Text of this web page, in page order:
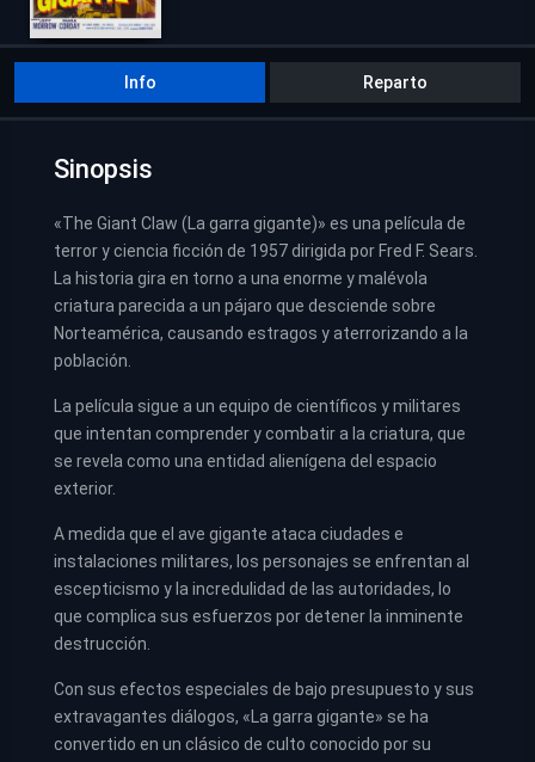
Info Reparto
Sinopsis
«The Giant Claw (La garra gigante)» es una película de
terror y ciencia ficción de 1957 dirigida por Fred F. Sears.
La historia gira en torno a una enorme y malévola
criatura parecida a un pájaro que desciende sobre
Norteamérica, causando estragos y aterrorizando a la
población.
La película sigue a un equipo de científicos y militares
que intentan comprender y combatir a la criatura, que
se revela como una entidad alienígena del espacio
exterior.
A medida que el ave gigante ataca ciudades e
instalaciones militares, los personajes se enfrentan al
escepticismo y la incredulidad de las autoridades, lo
que complica sus esfuerzos por detener la inminente
destrucción.
Con sus efectos especiales de bajo presupuesto y sus
extravagantes diálogos, «La garra gigante» se ha
convertido en un clásico de culto conocido por su